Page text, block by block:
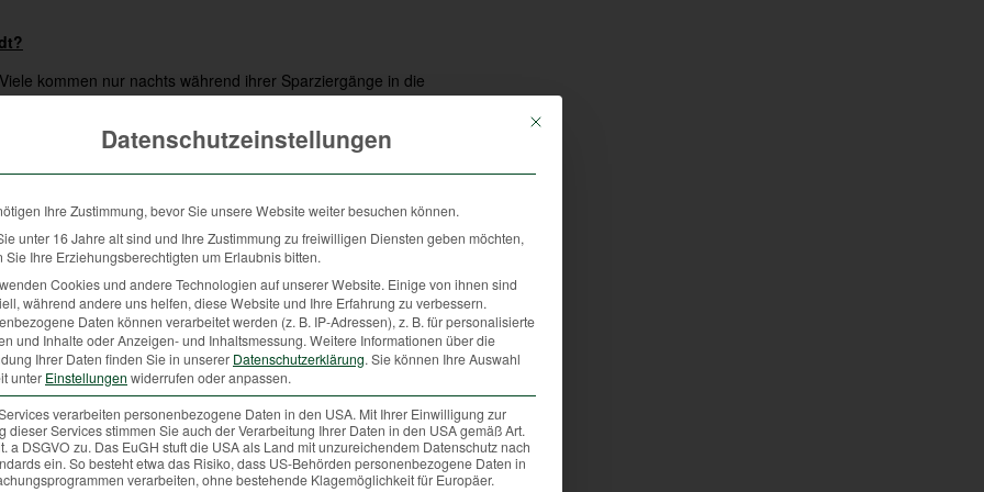
kommen nur nachts während ihrer Sparziergänge in die
Tiere wie Marder, Igel oder Echsen haben sich in Dachböden,
intensiv genutzte Kulturlandschaft, aber auch Küchenabfälle,
städtischen Wohngegenden. Sind die Bedingungen zur
braucht neue Reviere und weicht in die Städte aus. Die
aber auch zum Schutz der Bevölkerung. Die Jägerschaft ist
und Wildackerpflanzungen, die Tiere wieder in ihre gewohnte
zur Verfügung gestellt und Schäden in der Forstwirtschaft,
verhindert werden. Neben der Hege der Lebensräume müssen
werden.
der Stadt wohnt?
frisches Wildbret zerlegt, portioniert und verpackt zum Kauf
örtlichen Fleischhauer. Fleisch von Reh, Wildschwein, Hirsch,
ganze Jahr über bezogen werden. Neben dem Fleisch werden
Mit diesem Button wird der Dialog geschlossen. Seine Funktionalität ist
Datenschutzeinstellungen
Ihre Zustimmung, bevor Sie unsere Website weiter besuchen können.
unter 16 Jahre alt sind und Ihre Zustimmung zu freiwilligen Diensten geben möchten,
Sie Ihre Erziehungsberechtigten um Erlaubnis bitten.
Cookies und andere Technologien auf unserer Website. Einige von ihnen sind
während andere uns helfen, diese Website und Ihre Erfahrung zu verbessern.
Daten können verarbeitet werden (z. B. IP-Adressen), z. B. für personalisierte
und Inhalte oder Anzeigen- und Inhaltsmessung. Weitere Informationen über die
Ihrer Daten finden Sie in unserer Datenschutzerklärung. Sie können Ihre Auswahl
unter Einstellungen widerrufen oder anpassen.
verarbeiten personenbezogene Daten in den USA. Mit Ihrer Einwilligung zur
dieser Services stimmen Sie auch der Verarbeitung Ihrer Daten in den USA gemäß Art.
a DSGVO zu. Das EuGH stuft die USA als Land mit unzureichendem Datenschutz nach
ein. So besteht etwa das Risiko, dass US-Behörden personenbezogene Daten in
verarbeiten, ohne bestehende Klagemöglichkeit für Europäer.